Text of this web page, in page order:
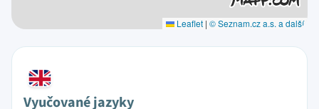
Leaflet | © Seznam.cz a.s. a další
Vyučované jazyky